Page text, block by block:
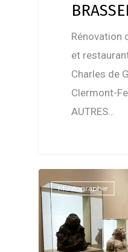
Rénovation
et
Charles de
Clermont-
AUTRES…
Muséographie